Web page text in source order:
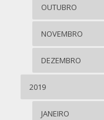
OUTUBRO
NOVEMBRO
DEZEMBRO
2019
JANEIRO